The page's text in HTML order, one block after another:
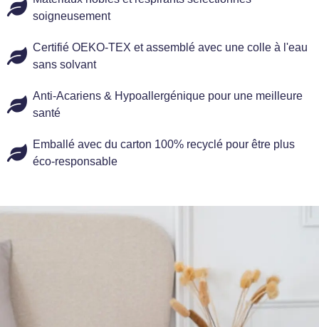
soigneusement
Certifié OEKO-TEX et assemblé avec une colle à l'eau
sans solvant
Anti-Acariens & Hypoallergénique pour une meilleure
santé
Emballé avec du carton 100% recyclé pour être plus
éco-responsable